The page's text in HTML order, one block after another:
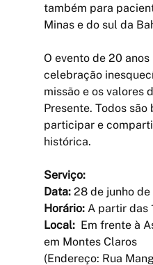
também para
Minas e do sul da
O evento de 20
celebração
missão e os valores
Presente. Todos são
participar e
histórica.
Serviço:
Data: 28 de junho
Horário: A partir das
Local: Em frente à
em Montes Claros
(Endereço: Rua